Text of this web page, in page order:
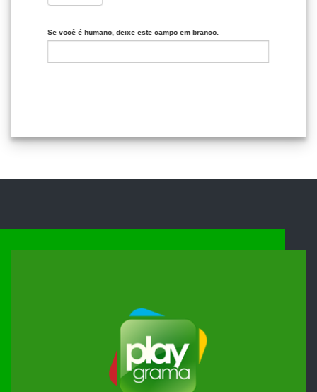
Se você é humano, deixe este campo em branco.